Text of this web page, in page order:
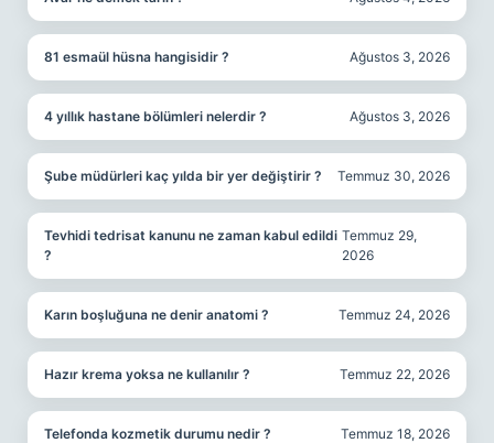
81 esmaül hüsna hangisidir ? Ağustos 3, 2026
4 yıllık hastane bölümleri nelerdir ? Ağustos 3, 2026
Şube müdürleri kaç yılda bir yer değiştirir ? Temmuz 30, 2026
Tevhidi tedrisat kanunu ne zaman kabul edildi
?
Temmuz 29,
2026
Karın boşluğuna ne denir anatomi ? Temmuz 24, 2026
Hazır krema yoksa ne kullanılır ? Temmuz 22, 2026
Telefonda kozmetik durumu nedir ? Temmuz 18, 2026